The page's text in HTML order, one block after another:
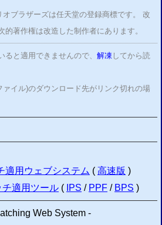
ブラザーズは任天堂の登録商標です。 改
著作権は改造した制作者にあります。
ると適用できませんので、 解凍 してから読
イル)のダウンロード先がリンク切れの場
適用ウェブシステム ( 高速版 )
チ適用ツール ( IPS / PPF / BPS )
Web System-